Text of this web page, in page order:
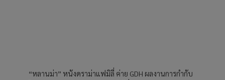
“หลานม่า” หนังดราม่าแฟมิลี่ ค่าย GDH ผลงานการกำกับ